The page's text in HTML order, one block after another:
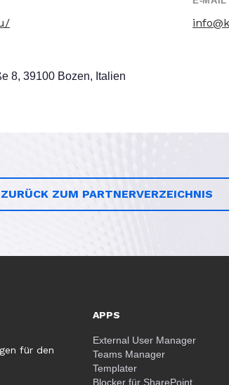
8, 39100 Bozen, Italien
ZURÜCK ZUM PARTNERVERZEICHNIS
für den
APPS
External User Manager
Teams Manager
Templater
Blocker für SharePoint